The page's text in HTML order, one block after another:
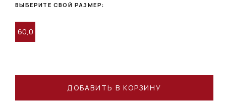
ВЫБЕРИТЕ СВОЙ РАЗМЕР:
60,0
ДОБАВИТЬ В КОРЗИНУ